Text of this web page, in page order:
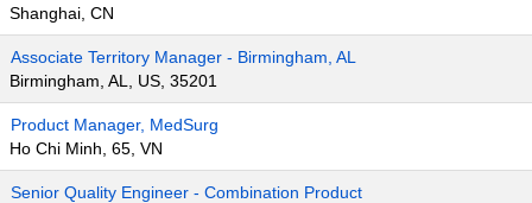
Shanghai, CN
Associate Territory Manager - Birmingham, AL
Birmingham, AL, US, 35201
Product Manager, MedSurg
Ho Chi Minh, 65, VN
Senior Quality Engineer - Combination Product